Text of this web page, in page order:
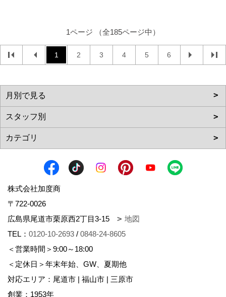
1ページ （全185ページ中）
1 2 3 4 5 6
株式会社加度商
〒722-0026
広島県尾道市栗原西2丁目3-15
地図
TEL： 0120-10-2693 / 0848-24-8605
＜営業時間＞9:00～18:00
＜定休日＞年末年始、GW、夏期他
対応エリア：尾道市 | 福山市 | 三原市
創業：1953年